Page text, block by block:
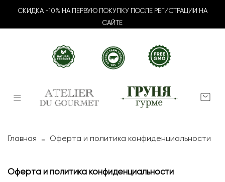
СКИДКА -10% НА ПЕРВУЮ ПОКУПКУ ПОСЛЕ РЕГИСТРАЦИИ НА
САЙТЕ
Главная Оферта и политика конфиденциальности
Оферта и политика конфиденциальности